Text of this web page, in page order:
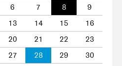
6 7 8
9
13 14 15
16
20 21 22
23
27 28 29
30